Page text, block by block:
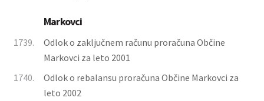
Markovci
1739.
Odlok o zaključnem računu proračuna Občine
Markovci za leto 2001
1740.
Odlok o rebalansu proračuna Občine Markovci za
leto 2002